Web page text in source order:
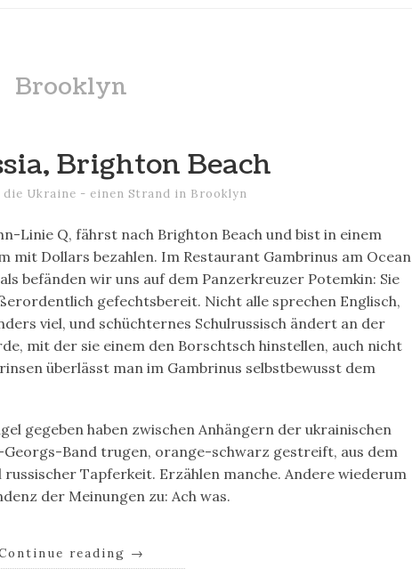
Brooklyn
Brighton Beach
die Ukraine - einen Strand in Brooklyn
Linie Q, fährst nach Brighton Beach und bist in einem
Dollars bezahlen. Im Restaurant Gambrinus am Ocean
befänden wir uns auf dem Panzerkreuzer Potemkin: Sie
gefechtsbereit. Nicht alle sprechen Englisch,
viel, und schüchternes Schulrussisch ändert an der
mit der sie einem den Borschtsch hinstellen, auch nicht
überlässt man im Gambrinus selbstbewusst dem
gegeben haben zwischen Anhängern der ukrainischen
Georgs-Band trugen, orange-schwarz gestreift, aus dem
Tapferkeit. Erzählen manche. Andere wiederum
der Meinungen zu: Ach was.
reading →